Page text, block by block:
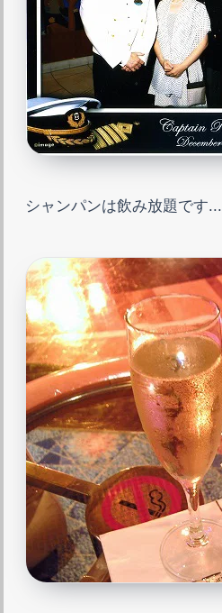
シャンパンは飲み放題です...